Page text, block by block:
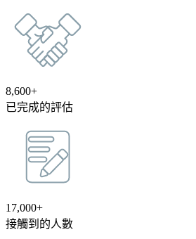
8,600+
已完成的評估
17,000+
接觸到的人數